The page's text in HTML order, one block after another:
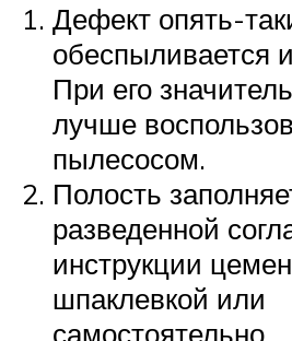
Дефект опять-
обеспыливается
При его
лучше
пылесосом.
Полость
разведенной
инструкции
шпаклевкой или
самостоятельно